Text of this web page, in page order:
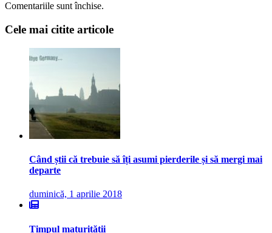
Comentariile sunt închise.
Cele mai citite articole
Când știi că trebuie să îți asumi pierderile și să mergi mai
departe
duminică, 1 aprilie 2018
Timpul maturității